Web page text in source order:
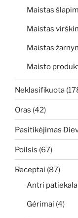
Maistas
Maistas
Maistas
Maisto
Neklasifikuota
Oras (42)
Pasitikėjimas
Poilsis (67)
Receptai (87)
Antri
Gėrimai (4)